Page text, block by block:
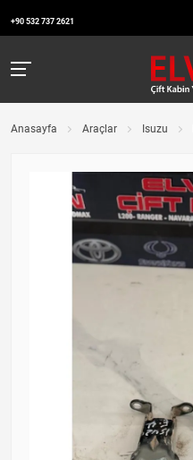
+90 532 737 2621
Anasayfa Araçlar Isuzu